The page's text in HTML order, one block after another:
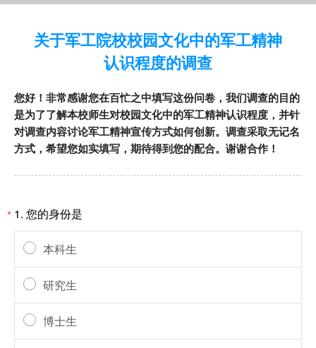
关于军工院校校园文化中的军工精神
认识程度的调查
您好！非常感谢您在百忙之中填写这份问卷，我们调查的目的
是为了了解本校师生对校园文化中的军工精神认识程度，并针
对调查内容讨论军工精神宣传方式如何创新。调查采取无记名
方式，希望您如实填写，期待得到您的配合。谢谢合作！
* 1. 您的身份是
本科生
研究生
博士生